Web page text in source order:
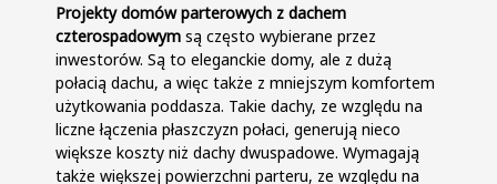
Projekty domów parterowych z dachem
czterospadowym są często wybierane przez
inwestorów. Są to eleganckie domy, ale z dużą
połacią dachu, a więc także z mniejszym komfortem
użytkowania poddasza. Takie dachy, ze względu na
liczne łączenia płaszczyzn połaci, generują nieco
większe koszty niż dachy dwuspadowe. Wymagają
także większej powierzchni parteru, ze względu na